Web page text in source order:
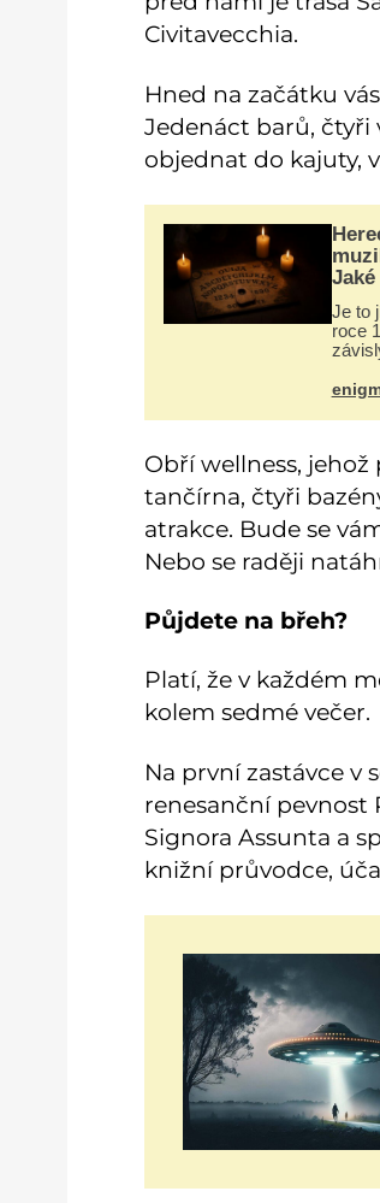
Civitavecchia.
Hned na začátku
Jedenáct barů, čtyři
objednat do kajuty,
Je to
roce
jako
Obří wellness,
tančírna, čtyři
atrakce. Bude se
Nebo se raději
Půjdete na břeh?
Platí, že v každém
kolem sedmé večer.
Na první zastávce v
renesanční pevnost
Signora Assunta a
knižní průvodce,